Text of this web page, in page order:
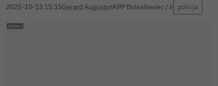
2025-10-13 15:15Gerard AugustynKPP Bolesławiec / ii policja